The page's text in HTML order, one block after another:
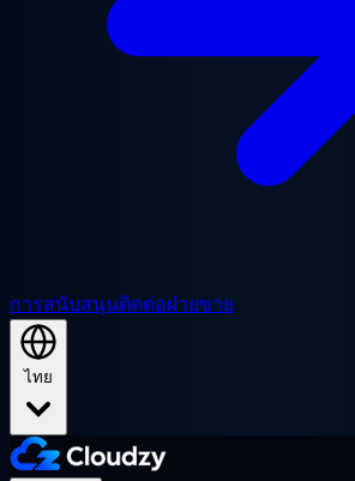
การสนับสนุนติดต่อฝ่ายขาย
ไทย